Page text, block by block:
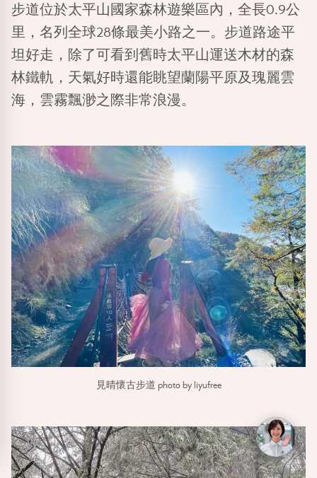
步道位於太平山國家森林遊樂區內，全長0.9公
里，名列全球28條最美小路之一。步道路途平
坦好走，除了可看到舊時太平山運送木材的森
林鐵軌，天氣好時還能眺望蘭陽平原及瑰麗雲
海，雲霧飄渺之際非常浪漫。
見晴懷古步道 photo by liyufree